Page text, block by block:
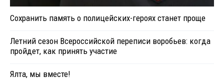
Сохранить память о полицейских-героях станет проще
Летний сезон Всероссийской переписи воробьев: когда
пройдет, как принять участие
Ялта, мы вместе!